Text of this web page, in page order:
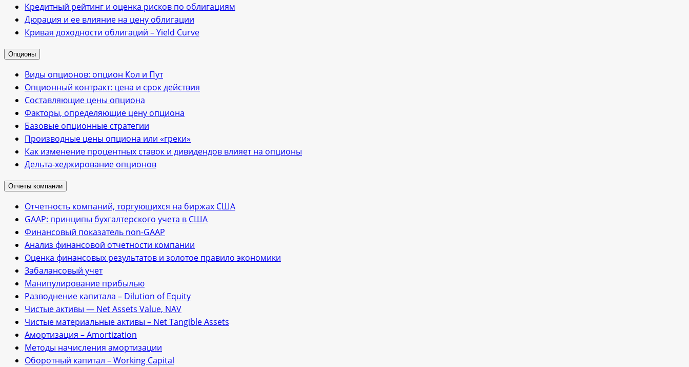
Кредитный рейтинг и оценка рисков по облигациям
Дюрация и ее влияние на цену облигации
Кривая доходности облигаций – Yield Curve
Опционы
Виды опционов: опцион Кол и Пут
Опционный контракт: цена и срок действия
Cоставляющие цены опциона
Факторы, определяющие цену опциона
Базовые опционные стратегии
Производные цены опциона или «греки»
Как изменение процентных ставок и дивидендов влияет на опционы
Дельта-хеджирование опционов
Отчеты компании
Отчетность компаний, торгующихся на биржах США
GAAP: принципы бухгалтерского учета в США
Финансовый показатель non-GAAP
Анализ финансовой отчетности компании
Оценка финансовых результатов и золотое правило экономики
Забалансовый учет
Манипулирование прибылью
Разводнение капитала – Dilution of Equity
Чистые активы — Net Assets Value, NAV
Чистые материальные активы – Net Tangible Assets
Амортизация – Amortization
Методы начисления амортизации
Оборотный капитал – Working Capital